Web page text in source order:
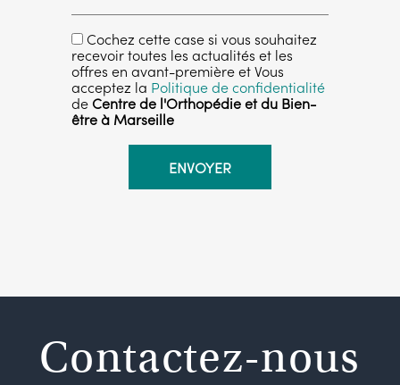
Cochez cette case si vous souhaitez
recevoir toutes les actualités et les
offres en avant-première et Vous
acceptez la Politique de confidentialité
deCentre de l'Orthopédie et du Bien-
être à Marseille
Contactez-nous